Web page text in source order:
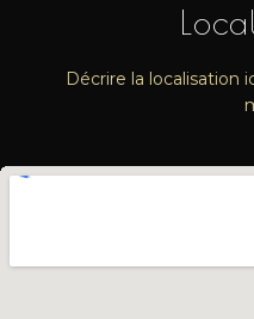
Décrire la localisation